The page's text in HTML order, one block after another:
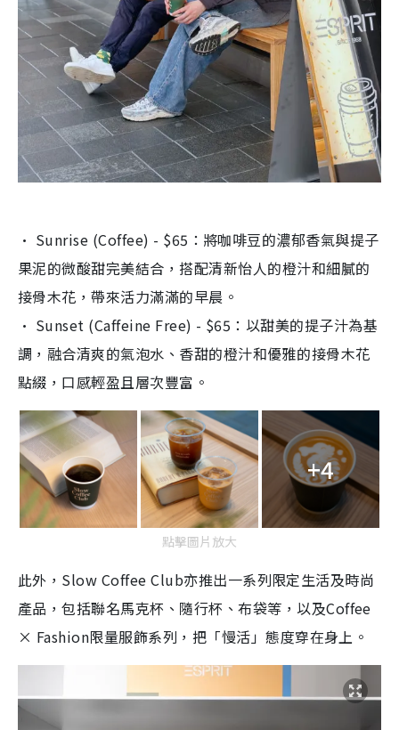
· Sunrise (Coffee) - $65：將咖啡豆的濃郁香氣與提子
果泥的微酸甜完美結合，搭配清新怡人的橙汁和細膩的
接骨木花，帶來活力滿滿的早晨。
· Sunset (Caffeine Free) - $65：以甜美的提子汁為基
調，融合清爽的氣泡水、 香甜的橙汁和優雅的接骨木花
點綴，口感輕盈且層次豐富。
+4
點擊圖片放大
此外，Slow Coffee Club亦推出一系列限定生活及時尚
產品，包括聯名馬克杯、 隨行杯、布袋等，以及Coffee
× Fashion限量服飾系列，把「慢活」態度穿在身上。